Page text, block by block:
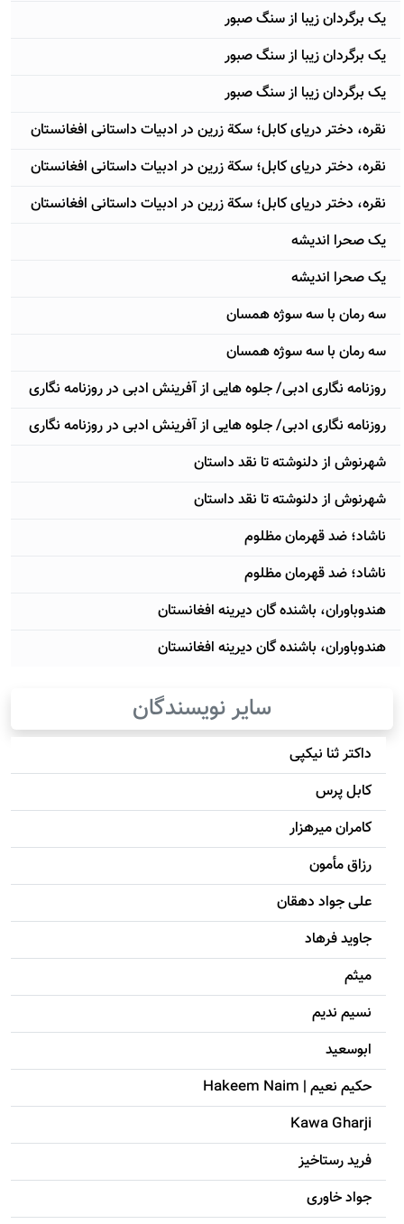
یک برگردان زیبا از سنگ صبور
یک برگردان زیبا از سنگ صبور
یک برگردان زیبا از سنگ صبور
نقره، دختر دریای کابل؛ سکة زرین در ادبیات داستانی افغانستان
نقره، دختر دریای کابل؛ سکة زرین در ادبیات داستانی افغانستان
نقره، دختر دریای کابل؛ سکة زرین در ادبیات داستانی افغانستان
یک صحرا اندیشه
یک صحرا اندیشه
سه رمان با سه سوژه همسان
سه رمان با سه سوژه همسان
روزنامه نگاری ادبی/ جلوه هایی از آفرینش ادبی در روزنامه نگاری
روزنامه نگاری ادبی/ جلوه هایی از آفرینش ادبی در روزنامه نگاری
شهرنوش از دل‪نوشته تا نقد داستان
شهرنوش از دل‪نوشته تا نقد داستان
ناشاد؛ ضد قهرمان مظلوم
ناشاد؛ ضد قهرمان مظلوم
هندوباوران، باشنده گان دیرینه افغانستان
هندوباوران، باشنده گان دیرینه افغانستان
سایر نویسندگان
داکتر ثنا نیکپی
کابل پرس
کامران میرهزار
رزاق مأمون
علی جواد دهقان
جاويد فرهاد
میثم
نسیم ندیم
ابوسعيد
حکيم نعيم | Hakeem Naim
Kawa Gharji
فرید رستاخیز
جواد خاوری